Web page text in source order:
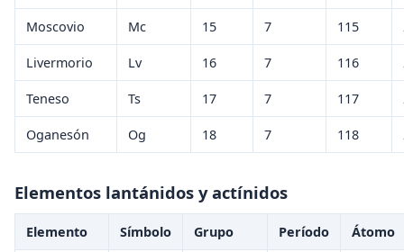
Moscovio Mc 15 7 115
Livermorio Lv 16 7 116
Teneso Ts 17 7 117
Oganesón Og 18 7 118
Elementos lantánidos y actínidos
Elemento Símbolo Grupo Período Átomo